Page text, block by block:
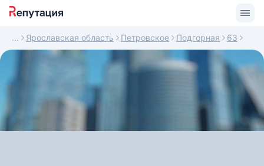
Ярославская область Петровское Подгорная 63